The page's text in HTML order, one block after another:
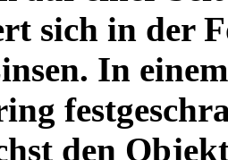
sich in der
In
den